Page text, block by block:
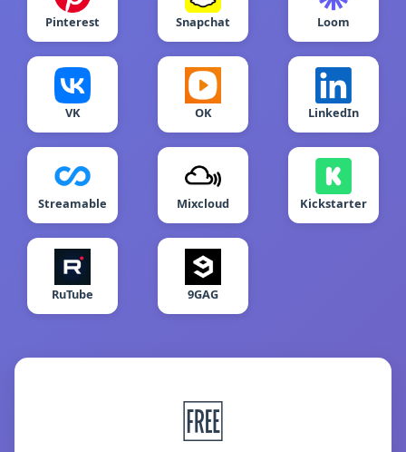
Pinterest Snapchat Loom
VK OK LinkedIn
Streamable Mixcloud Kickstarter
RuTube 9GAG
🆓